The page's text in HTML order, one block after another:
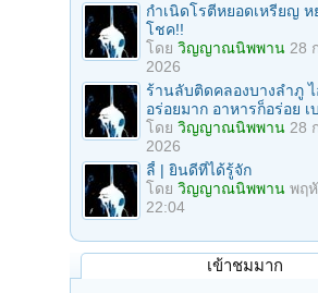
กำเนิดโรตีหยอดเหรียญ
โชค!!
โดย วิญญาณนิพพาน 28
2026
ร้านลับติดคลองบางลำภู
อร่อยมาก อาหารก็อร่อย เ
โดย วิญญาณนิพพาน 28
2026
ลี้ | ยินดีที่ได้รู้จัก
โดย วิญญาณนิพพาน พฤ
22:04
เข้าชมมาก